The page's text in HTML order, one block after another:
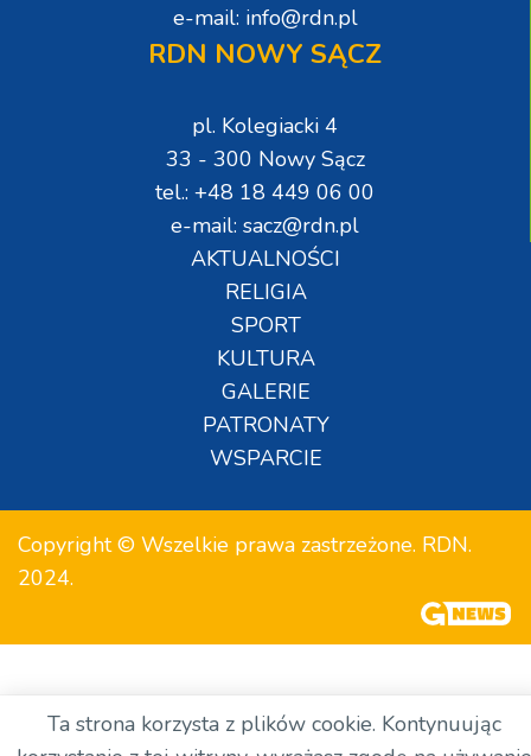
e-mail: info@rdn.pl
RDN NOWY SĄCZ
pl. Kolegiacki 4
33 - 300 Nowy Sącz
tel.: +48 18 449 06 00
e-mail: sacz@rdn.pl
AKTUALNOŚCI
RELIGIA
SPORT
KULTURA
GALERIE
PATRONATY
WSPARCIE
Copyright © Wszelkie prawa zastrzeżone. RDN.
2024.
Ta strona korzysta z plików cookie. Kontynuując